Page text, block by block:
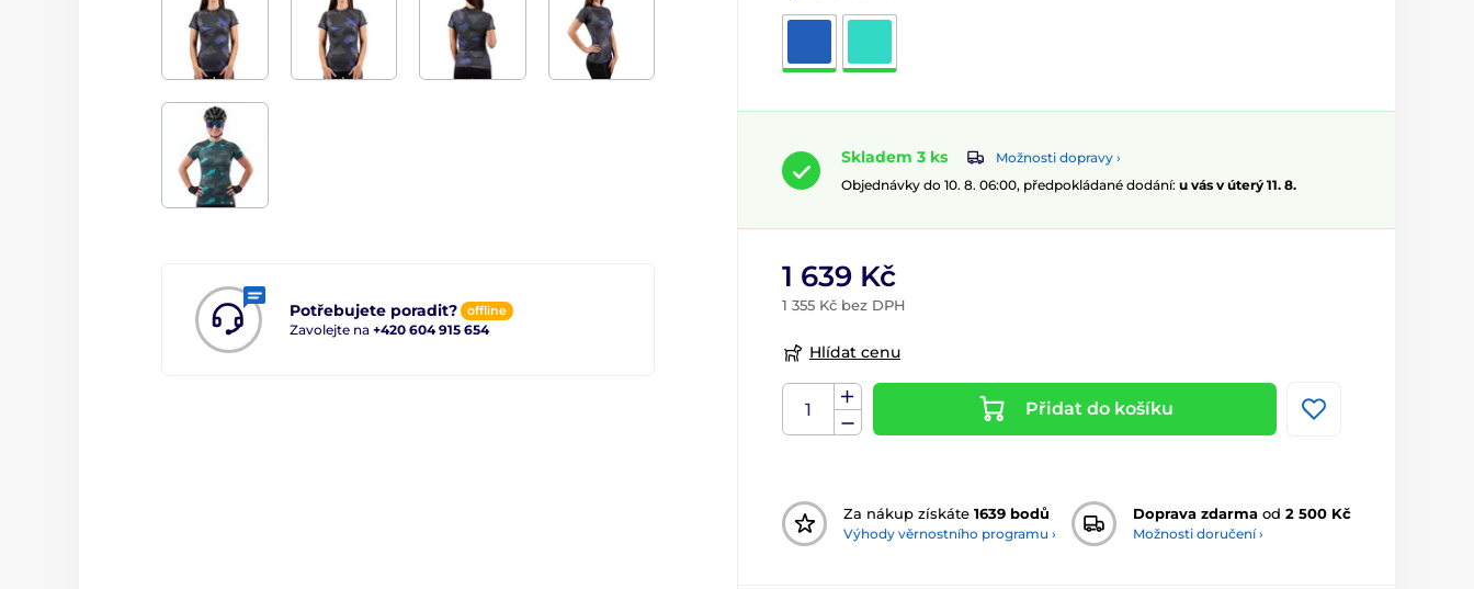
Potřebujete poradit? offline
Zavolejte na +420 604 915 654
Skladem 3 ks
Možnosti dopravy ›
Objednávky do 10. 8. 06:00, předpokládané dodání: u vás v úterý 11. 8.
1 639 Kč
1 355 Kč bez DPH
Hlídat cenu
Přidat do košíku
Za nákup získáte 1639 bodů
Výhody věrnostního programu ›
Doprava zdarma od 2 500 Kč
Možnosti doručení ›